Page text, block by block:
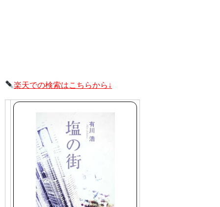
楽天での検索はこちらから↓